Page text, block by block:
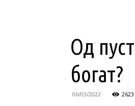
Од
богат?
06/03/2022 2623